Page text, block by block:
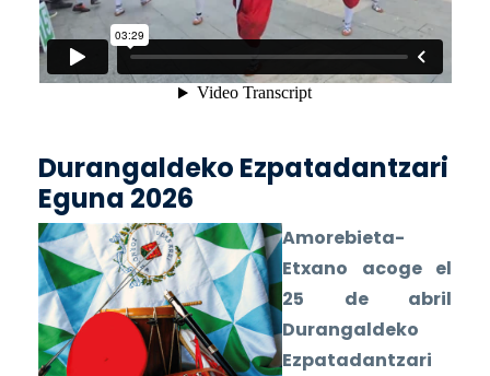
Durangaldeko Ezpatadantzari
Eguna 2026
Amorebieta-
Etxano acoge el
25 de abril
Durangaldeko
Ezpatadantzari